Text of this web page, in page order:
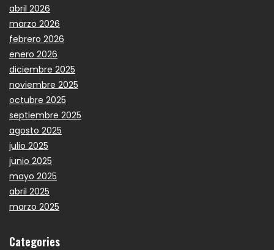
abril 2026
marzo 2026
febrero 2026
enero 2026
diciembre 2025
noviembre 2025
octubre 2025
septiembre 2025
agosto 2025
julio 2025
junio 2025
mayo 2025
abril 2025
marzo 2025
Categories